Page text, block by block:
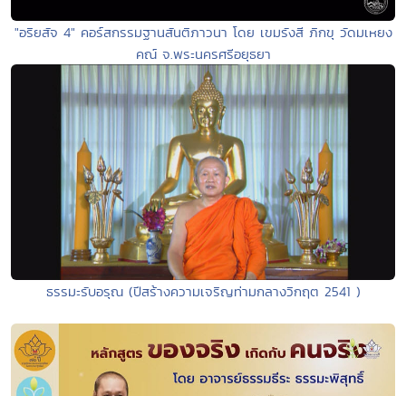
"อริยสัจ 4" คอร์สกรรมฐานสันติภาวนา โดย เขมรังสี ภิกขุ วัดมเหยง
คณ์ จ.พระนครศรีอยุธยา
ธรรมะรับอรุณ (ปีสร้างความเจริญท่ามกลางวิกฤต 2541 )